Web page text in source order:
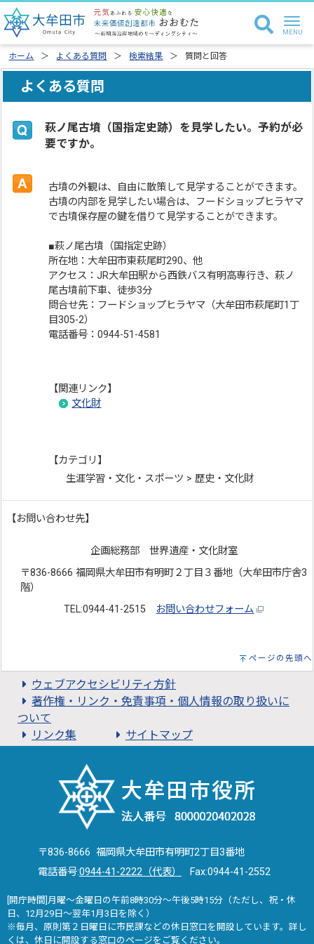
ホーム よくある質問 検索結果 質問と回答
よくある質問
萩ノ尾古墳（国指定史跡）を見学したい。予約が必
要ですか。
古墳の外観は、自由に散策して見学することができます。
古墳の内部を見学したい場合は、フードショップヒラヤマ
で古墳保存屋の鍵を借りて見学することができます。
■萩ノ尾古墳（国指定史跡）
所在地：大牟田市東萩尾町290、他
アクセス：JR大牟田駅から西鉄バス有明高専行き、萩ノ
尾古墳前下車、徒歩3分
問合せ先：フードショップヒラヤマ（大牟田市萩尾町1丁
目305-2）
電話番号：0944-51-4581
【関連リンク】
文化財
【カテゴリ】
生涯学習・文化・スポーツ > 歴史・文化財
【お問い合わせ先】
企画総務部 世界遺産・文化財室
〒836-8666 福岡県大牟田市有明町２丁目３番地（大牟田市庁舎3
階）
TEL:0944-41-2515
お問い合わせフォーム
ページの先頭へ
ウェブアクセシビリティ方針
著作権・リンク・免責事項・個人情報の取り扱いに
ついて
リンク集
サイトマップ
〒836-8666 福岡県大牟田市有明町2丁目3番地
電話番号:0944-41-2222（代表） Fax:0944-41-2552
[開庁時間]月曜～金曜日の午前8時30分～午後5時15分（ただし、祝・休
日、12月29日～翌年1月3日を除く）
※毎月、原則第２日曜日に市民課などの休日窓口を開設しています。詳し
くは、 休日に開設する窓口のページをご覧ください。